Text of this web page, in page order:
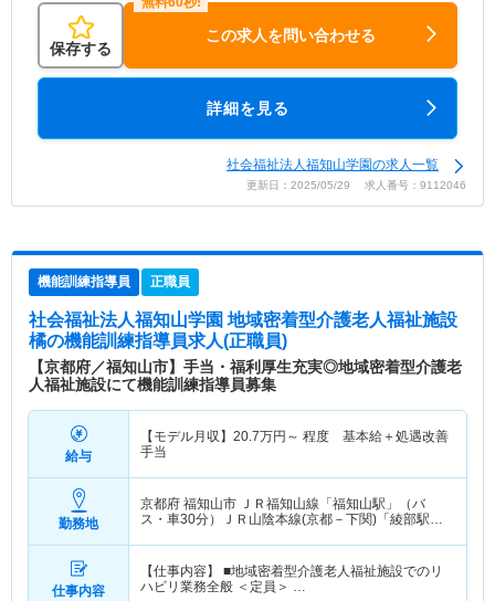
保存する
この求人を問い合わせる
詳細を見る
社会福祉法人福知山学園の求人一覧
更新日：2025/05/29 求人番号：9112046
機能訓練指導員 正職員
社会福祉法人福知山学園 地域密着型介護老人福祉施設
橘の機能訓練指導員求人(正職員)
【京都府／福知山市】手当・福利厚生充実◎地域密着型介護老
人福祉施設にて機能訓練指導員募集
給与
【モデル月収】 20.7万円～ 程度 基本給＋処遇改善
手当
勤務地
京都府 福知山市 ＪＲ福知山線「福知山駅」（バ
ス・車30分）ＪＲ山陰本線(京都－下関)「綾部駅」
仕事内容
【仕事内容】 ■地域密着型介護老人福祉施設でのリ
ハビリ業務全般 ＜定員＞ …